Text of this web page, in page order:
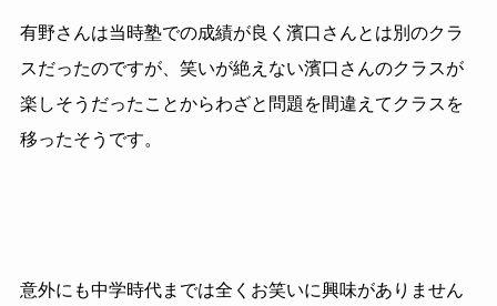
有野さんは当時塾での成績が良く濱口さんとは別のクラ
スだったのですが、笑いが絶えない濱口さんのクラスが
楽しそうだったことからわざと問題を間違えてクラスを
移ったそうです。
意外にも中学時代までは全くお笑いに興味がありません